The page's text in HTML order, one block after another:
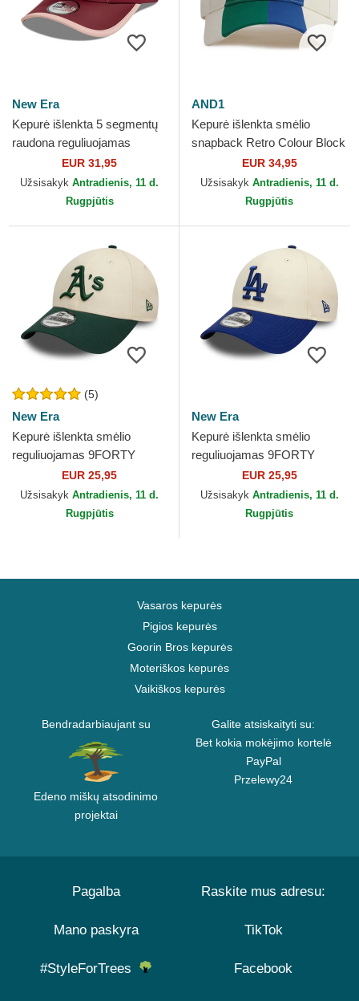
New Era
Kepurė išlenkta 5 segmentų
raudona reguliuojamas
Runner Colour Block New
Era
EUR 31,95
Užsisakyk Antradienis, 11 d.
Rugpjūtis
AND1
Kepurė išlenkta smėlio
snapback Retro Colour Block
EUR 34,95
Užsisakyk Antradienis, 11 d.
Rugpjūtis
(5)
New Era
Kepurė išlenkta smėlio
reguliuojamas 9FORTY
Colour Block Oakland
Athletics MLB New Era
EUR 25,95
Užsisakyk Antradienis, 11 d.
Rugpjūtis
New Era
Kepurė išlenkta smėlio
reguliuojamas 9FORTY
Colour Block Los Angeles
Dodgers MLB New Era
EUR 25,95
Užsisakyk Antradienis, 11 d.
Rugpjūtis
Vasaros kepurės
Pigios kepurės
Goorin Bros kepurės
Moteriškos kepurės
Vaikiškos kepurės
Bendradarbiaujant su
Edeno miškų atsodinimo
projektai
Galite atsiskaityti su:
Bet kokia mokėjimo kortelė
PayPal
Przelewy24
Pagalba
Mano paskyra
#StyleForTrees
Raskite mus adresu:
TikTok
Facebook